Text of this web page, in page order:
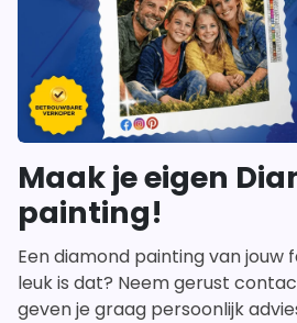
Maak je eigen
painting!
Een diamond painting van jouw
leuk is dat? Neem gerust
geven je graag persoonlijk